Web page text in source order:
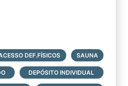
DEF.FÍSICOS SAUNA
DEPÓSITO INDIVIDUAL